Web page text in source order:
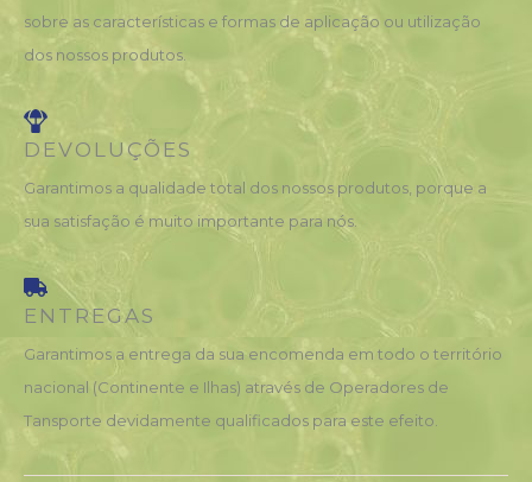
sobre as características e formas de aplicação ou utilização
dos nossos produtos.
DEVOLUÇÕES
Garantimos a qualidade total dos nossos produtos, porque a
sua satisfação é muito importante para nós.
ENTREGAS
Garantimos a entrega da sua encomenda em todo o território
nacional (Continente e Ilhas) através de Operadores de
Tansporte devidamente qualificados para este efeito.